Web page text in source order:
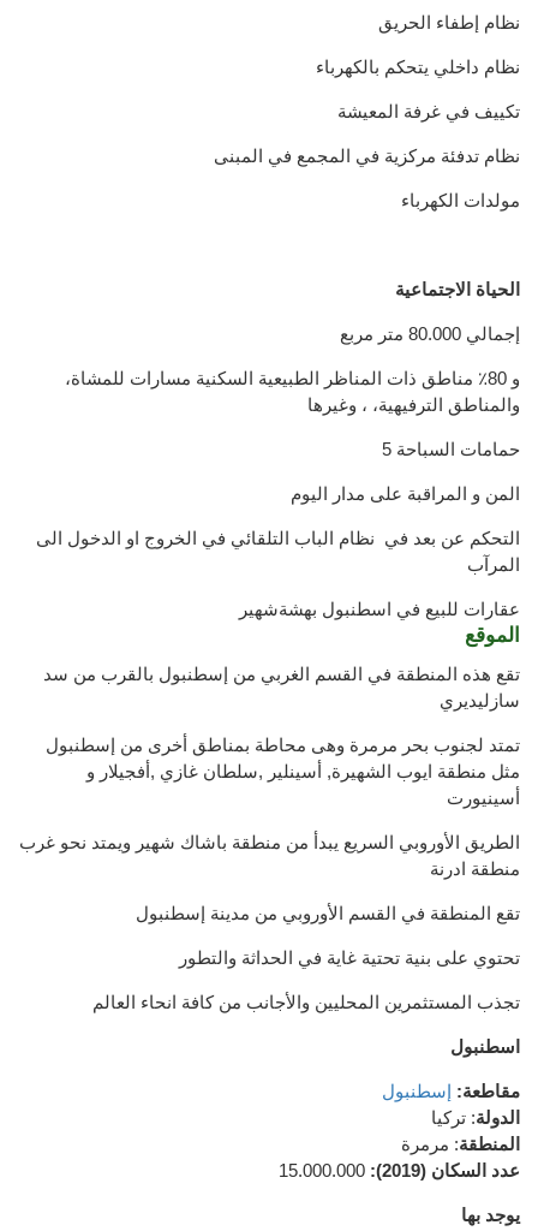
نظام إطفاء الحريق
نظام داخلي يتحكم بالكهرباء
تكييف في غرفة المعيشة
نظام تدفئة مركزية في المجمع في المبنى
مولدات الكهرباء
الحياة الاجتماعية
إجمالي 80.000 متر مربع
و 80٪ مناطق ذات المناظر الطبيعية السكنية مسارات للمشاة،
والمناطق الترفيهية، ، وغيرها
5 حمامات السباحة
المن و المراقبة على مدار اليوم
التحكم عن بعد في نظام الباب التلقائي في الخروج او الدخول الى
المرآب
عقارات للبيع في اسطنبول بهشةشهير
الموقع
تقع هذه المنطقة في القسم الغربي من إسطنبول بالقرب من سد
سازليديري
تمتد لجنوب بحر مرمرة وهى محاطة بمناطق أخرى من إسطنبول
مثل منطقة ايوب الشهيرة, أسينلير ,سلطان غازي ,أفجيلار و
أسينيورت
الطريق الأوروبي السريع يبدأ من منطقة باشاك شهير ويمتد نحو غرب
منطقة ادرنة
تقع المنطقة في القسم الأوروبي من مدينة إسطنبول
تحتوي على بنية تحتية غاية في الحداثة والتطور
تجذب المستثمرين المحليين والأجانب من كافة انحاء العالم
اسطنبول
مقاطعة: إسطنبول
الدولة: تركيا
المنطقة: مرمرة
عدد السكان (
2019):
15.000.000
يوجد بها